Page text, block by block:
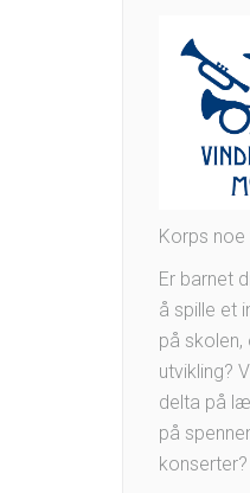
Korps
Er barnet
å spille et
på
utvikling?
delta på
på
konserter?